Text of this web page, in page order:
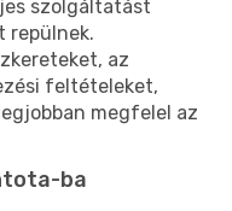
szolgáltatást
repülnek.
az
feltételeket,
megfelel az
ba